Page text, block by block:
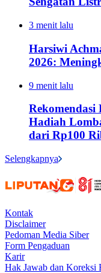
3 menit lalu
Harsiwi
2026:
9 menit lalu
Hadiah
dari Rp100
Selengkapnya
Kontak
Disclaimer
Pedoman Media Siber
Form Pengaduan
Karir
Hak Jawab dan Koreksi